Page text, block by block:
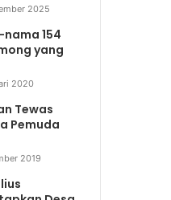
2025
154
yang
2020
Tewas
Pemuda
2019